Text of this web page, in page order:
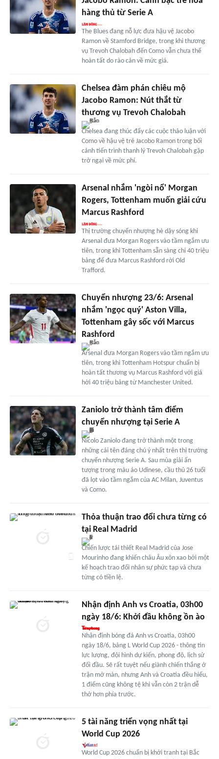
hàng thủ từ Serie A
The Blues đang nỗ lực đưa hậu vệ Jacobo
Ramon về Stamford Bridge, trong khi thương
vụ Trevoh Chalobah đến Como vẫn chưa thể
hoàn tất do rào cản về mức giá.
Chelsea đàm phán chiêu mộ
Jacobo Ramon: Nút thắt từ
thương vụ Trevoh Chalobah
Chelsea đang thúc đẩy các cuộc thảo luận với
Como về hậu vệ trẻ Jacobo Ramon trong bối
cảnh tiến trình thanh lý Trevoh Chalobah gặp
trở ngại về mức phí.
Arsenal nhắm 'ngòi nổ' Morgan
Rogers, Tottenham muốn giải cứu
Marcus Rashford
Thị trường chuyển nhượng hè dậy sóng khi
Arsenal đưa Morgan Rogers vào tầm ngắm ưu
tiên, trong khi Tottenham sẵn sàng chi 40 triệu
bảng để đưa Marcus Rashford rời Old
Trafford.
Chuyển nhượng 23/6: Arsenal
nhắm 'ngọc quý' Aston Villa,
Tottenham gây sốc với Marcus
Rashford
Arsenal đưa Morgan Rogers vào tầm ngắm ưu
tiên, trong khi Tottenham Hotspur chuẩn bị
hoàn tất thương vụ Marcus Rashford với giá
hời 40 triệu bảng từ Manchester United.
Zaniolo trở thành tâm điểm
chuyển nhượng tại Serie A
Nicolo Zaniolo đang trở thành một trong
những cái tên đáng chú ý nhất trên thị trường
chuyển nhượng Serie A. Sau mùa giải ấn
tượng trong màu áo Udinese, cầu thủ 26 tuổi
đã lọt vào tầm ngắm của AC Milan, Juventus
và Como.
Thỏa thuận trao đổi chưa từng có
tại Real Madrid
Chiến lược tái thiết Real Madrid của Jose
Mourinho đang khiến châu Âu xôn xao bởi một
kế hoạch trao đổi nhân sự phức tạp và chưa
từng có tiền lệ.
Nhận định Anh vs Croatia, 03h00
ngày 18/6: Khởi đầu không ồn ào
Nhận định bóng đá Anh vs Croatia, 03h00
ngày 18/6, bảng L World Cup 2026 - thông tin
lực lượng, đội hình dự kiến, phong độ, lịch sử
đối đầu. Sẽ rất tuyệt nếu giành chiến thắng ở
trận mở màn, nhưng Anh và Croatia đều hiểu,
1 điểm cũng không tệ khi vẫn còn 2 trận dễ
thở hơn phía trước.
5 tài năng triển vọng nhất tại
World Cup 2026
World Cup 2026 chuẩn bị khởi tranh tại Bắc